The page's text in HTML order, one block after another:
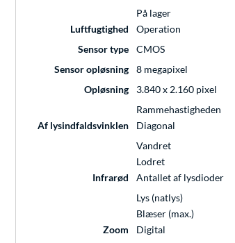
På lager
Luftfugtighed
Operation
Sensor type
CMOS
Sensor opløsning
8 megapixel
Opløsning
3.840 x 2.160 pixel
Rammehastigheden
Af lysindfaldsvinklen
Diagonal
Vandret
Lodret
Infrarød
Antallet af lysdioder
Lys (natlys)
Blæser (max.)
Zoom
Digital